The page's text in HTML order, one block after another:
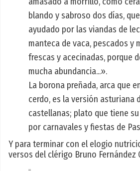
blando y sabroso dos días,
ayudado por las viandas de
manteca de vaca, pescados y
frescas y acecinadas, porque
mucha abundancia...».
La borona preñada, arca que
cerdo, es la versión asturiana
castellanas; plato que tiene
por carnavales y fiestas de
Y para terminar con el elogio
versos del clérigo Bruno Fernández